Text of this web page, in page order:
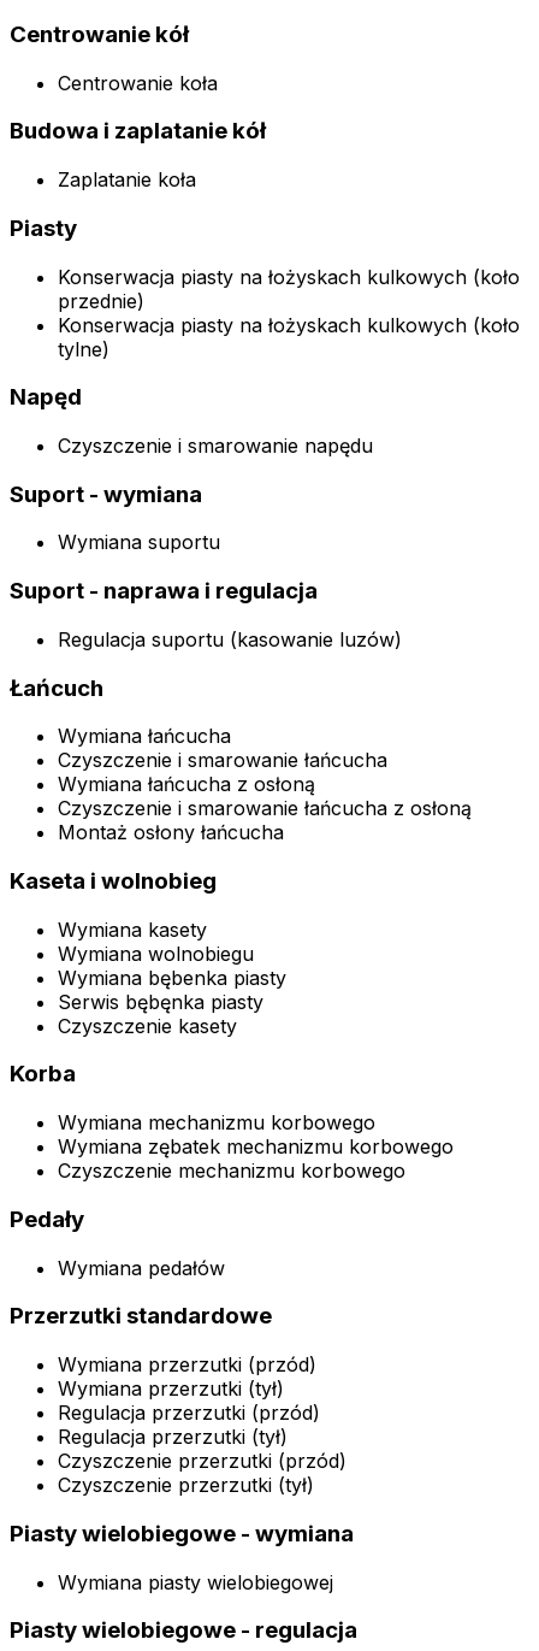
Centrowanie kół
Centrowanie koła
Budowa i zaplatanie kół
Zaplatanie koła
Piasty
Konserwacja piasty na łożyskach kulkowych (koło
przednie)
Konserwacja piasty na łożyskach kulkowych (koło
tylne)
Napęd
Czyszczenie i smarowanie napędu
Suport - wymiana
Wymiana suportu
Suport - naprawa i regulacja
Regulacja suportu (kasowanie luzów)
Łańcuch
Wymiana łańcucha
Czyszczenie i smarowanie łańcucha
Wymiana łańcucha z osłoną
Czyszczenie i smarowanie łańcucha z osłoną
Montaż osłony łańcucha
Kaseta i wolnobieg
Wymiana kasety
Wymiana wolnobiegu
Wymiana bębenka piasty
Serwis bębęnka piasty
Czyszczenie kasety
Korba
Wymiana mechanizmu korbowego
Wymiana zębatek mechanizmu korbowego
Czyszczenie mechanizmu korbowego
Pedały
Wymiana pedałów
Przerzutki standardowe
Wymiana przerzutki (przód)
Wymiana przerzutki (tył)
Regulacja przerzutki (przód)
Regulacja przerzutki (tył)
Czyszczenie przerzutki (przód)
Czyszczenie przerzutki (tył)
Piasty wielobiegowe - wymiana
Wymiana piasty wielobiegowej
Piasty wielobiegowe - regulacja